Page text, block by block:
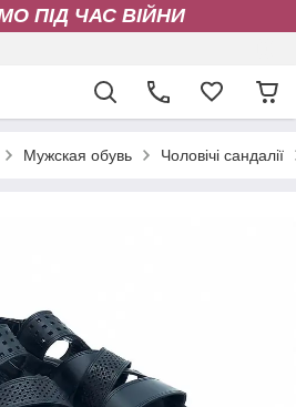
ПІД ЧАС ВІЙНИ
Мужская обувь Чоловічі сандалії